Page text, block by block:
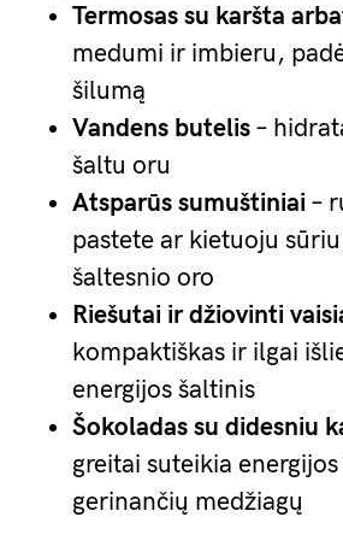
Termosas su karšta
medumi ir imbieru,
šilumą
Vandens butelis –
šaltu oru
Atsparūs sumuštiniai –
pastete ar kietuoju
šaltesnio oro
Riešutai ir džiovinti
kompaktiškas ir ilgai
energijos šaltinis
Šokoladas su didesniu
greitai suteikia
gerinančių medžiagų